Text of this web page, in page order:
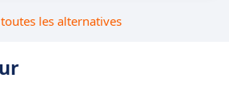
les alternatives